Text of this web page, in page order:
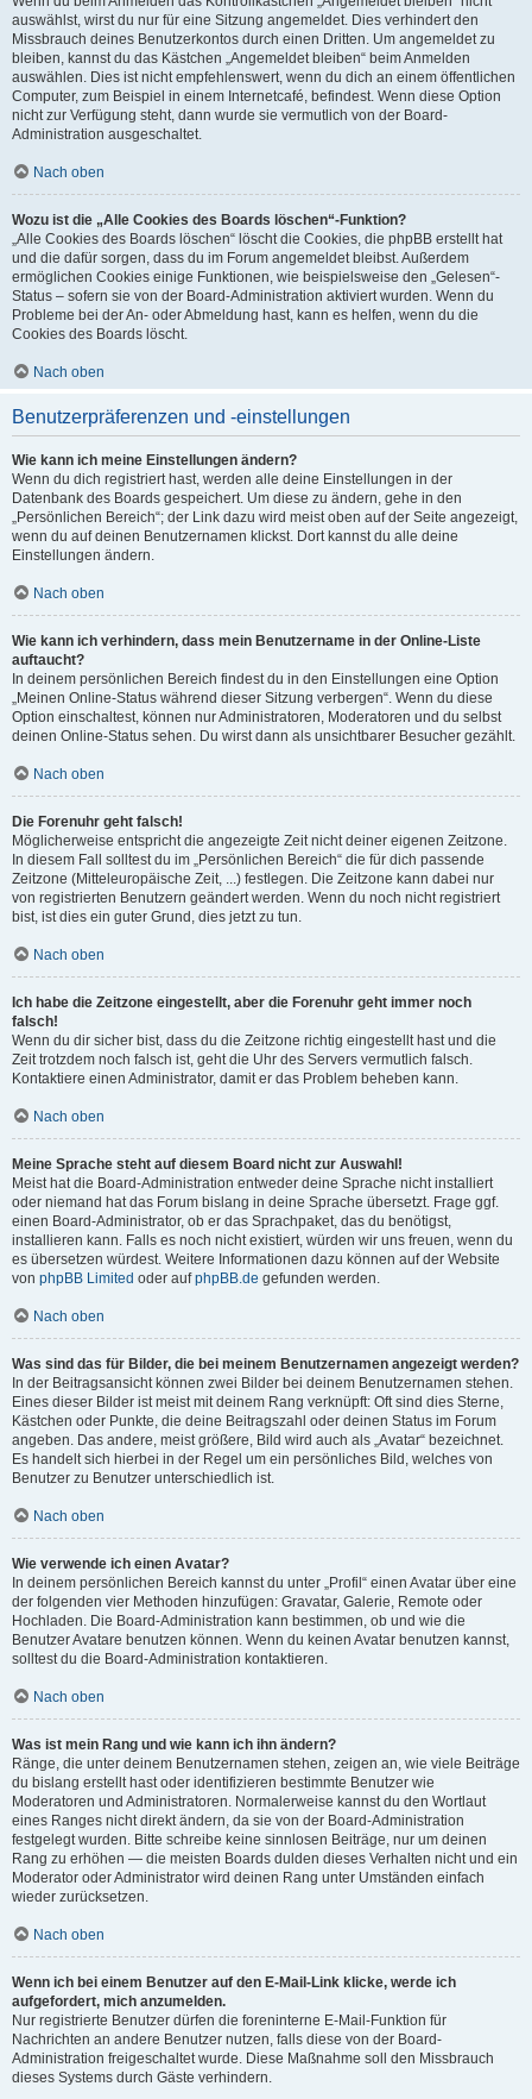
auswählst, wirst du nur für eine Sitzung angemeldet. Dies verhindert den
Missbrauch deines Benutzerkontos durch einen Dritten. Um angemeldet zu
bleiben, kannst du das Kästchen „Angemeldet bleiben“ beim Anmelden
auswählen. Dies ist nicht empfehlenswert, wenn du dich an einem öffentlichen
Computer, zum Beispiel in einem Internetcafé, befindest. Wenn diese Option
nicht zur Verfügung steht, dann wurde sie vermutlich von der Board-
Administration ausgeschaltet.
Nach oben
Wozu ist die „Alle Cookies des Boards löschen“-Funktion?
„Alle Cookies des Boards löschen“ löscht die Cookies, die phpBB erstellt hat
und die dafür sorgen, dass du im Forum angemeldet bleibst. Außerdem
ermöglichen Cookies einige Funktionen, wie beispielsweise den „Gelesen“-
Status – sofern sie von der Board-Administration aktiviert wurden. Wenn du
Probleme bei der An- oder Abmeldung hast, kann es helfen, wenn du die
Cookies des Boards löscht.
Nach oben
Benutzerpräferenzen und -einstellungen
Wie kann ich meine Einstellungen ändern?
Wenn du dich registriert hast, werden alle deine Einstellungen in der
Datenbank des Boards gespeichert. Um diese zu ändern, gehe in den
„Persönlichen Bereich“; der Link dazu wird meist oben auf der Seite angezeigt,
wenn du auf deinen Benutzernamen klickst. Dort kannst du alle deine
Einstellungen ändern.
Nach oben
Wie kann ich verhindern, dass mein Benutzername in der Online-Liste
auftaucht?
In deinem persönlichen Bereich findest du in den Einstellungen eine Option
„Meinen Online-Status während dieser Sitzung verbergen“. Wenn du diese
Option einschaltest, können nur Administratoren, Moderatoren und du selbst
deinen Online-Status sehen. Du wirst dann als unsichtbarer Besucher gezählt.
Nach oben
Die Forenuhr geht falsch!
Möglicherweise entspricht die angezeigte Zeit nicht deiner eigenen Zeitzone.
In diesem Fall solltest du im „Persönlichen Bereich“ die für dich passende
Zeitzone (Mitteleuropäische Zeit, ...) festlegen. Die Zeitzone kann dabei nur
von registrierten Benutzern geändert werden. Wenn du noch nicht registriert
bist, ist dies ein guter Grund, dies jetzt zu tun.
Nach oben
Ich habe die Zeitzone eingestellt, aber die Forenuhr geht immer noch
falsch!
Wenn du dir sicher bist, dass du die Zeitzone richtig eingestellt hast und die
Zeit trotzdem noch falsch ist, geht die Uhr des Servers vermutlich falsch.
Kontaktiere einen Administrator, damit er das Problem beheben kann.
Nach oben
Meine Sprache steht auf diesem Board nicht zur Auswahl!
Meist hat die Board-Administration entweder deine Sprache nicht installiert
oder niemand hat das Forum bislang in deine Sprache übersetzt. Frage ggf.
einen Board-Administrator, ob er das Sprachpaket, das du benötigst,
installieren kann. Falls es noch nicht existiert, würden wir uns freuen, wenn du
es übersetzen würdest. Weitere Informationen dazu können auf der Website
von phpBB Limited oder aufphpBB.de gefunden werden.
Nach oben
Was sind das für Bilder, die bei meinem Benutzernamen angezeigt werden?
In der Beitragsansicht können zwei Bilder bei deinem Benutzernamen stehen.
Eines dieser Bilder ist meist mit deinem Rang verknüpft: Oft sind dies Sterne,
Kästchen oder Punkte, die deine Beitragszahl oder deinen Status im Forum
angeben. Das andere, meist größere, Bild wird auch als „Avatar“ bezeichnet.
Es handelt sich hierbei in der Regel um ein persönliches Bild, welches von
Benutzer zu Benutzer unterschiedlich ist.
Nach oben
Wie verwende ich einen Avatar?
In deinem persönlichen Bereich kannst du unter „Profil“ einen Avatar über eine
der folgenden vier Methoden hinzufügen: Gravatar, Galerie, Remote oder
Hochladen. Die Board-Administration kann bestimmen, ob und wie die
Benutzer Avatare benutzen können. Wenn du keinen Avatar benutzen kannst,
solltest du die Board-Administration kontaktieren.
Nach oben
Was ist mein Rang und wie kann ich ihn ändern?
Ränge, die unter deinem Benutzernamen stehen, zeigen an, wie viele Beiträge
du bislang erstellt hast oder identifizieren bestimmte Benutzer wie
Moderatoren und Administratoren. Normalerweise kannst du den Wortlaut
eines Ranges nicht direkt ändern, da sie von der Board-Administration
festgelegt wurden. Bitte schreibe keine sinnlosen Beiträge, nur um deinen
Rang zu erhöhen — die meisten Boards dulden dieses Verhalten nicht und ein
Moderator oder Administrator wird deinen Rang unter Umständen einfach
wieder zurücksetzen.
Nach oben
Wenn ich bei einem Benutzer auf den E-Mail-Link klicke, werde ich
aufgefordert, mich anzumelden.
Nur registrierte Benutzer dürfen die foreninterne E-Mail-Funktion für
Nachrichten an andere Benutzer nutzen, falls diese von der Board-
Administration freigeschaltet wurde. Diese Maßnahme soll den Missbrauch
dieses Systems durch Gäste verhindern.